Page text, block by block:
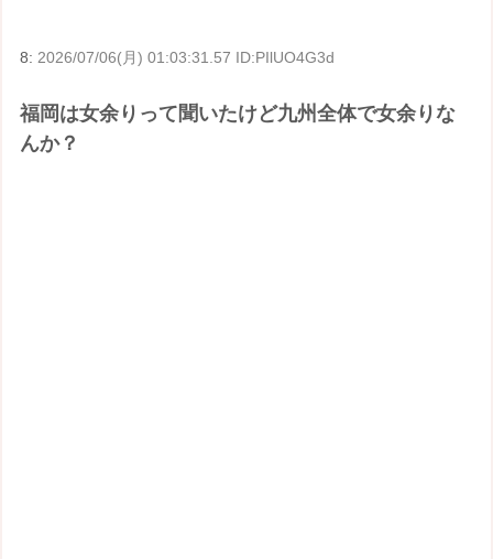
8: 2026/07/06(月) 01:03:31.57 ID:PIlUO4G3d
福岡は女余りって聞いたけど九州全体で女余りな
んか？